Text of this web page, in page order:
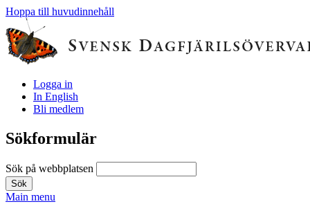
Hoppa till huvudinnehåll
Logga in
In English
Bli medlem
Sökformulär
Sök på webbplatsen
Main menu